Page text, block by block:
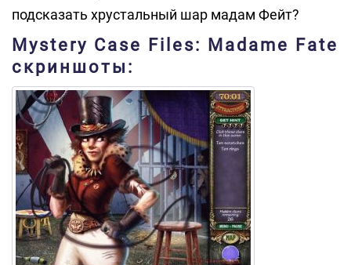
подсказать хрустальный шар мадам Фейт?
Mystery Case Files: Madame Fate
скриншоты: